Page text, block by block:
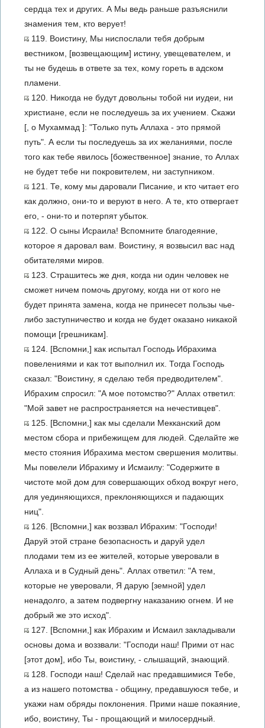
сердца тех и других. А Мы ведь раньше разъяснили
знамения тем, кто верует!
119. Воистину, Мы ниспослали тебя добрым
вестником, [возвещающим] истину, увещевателем, и
ты не будешь в ответе за тех, кому гореть в адском
пламени.
120. Никогда не будут довольны тобой ни иудеи, ни
христиане, если не последуешь за их учением. Скажи
[, о Мухаммад ]: "Только путь Аллаха - это прямой
путь". А если ты последуешь за их желаниями, после
того как тебе явилось [божественное] знание, то Аллах
не будет тебе ни покровителем, ни заступником.
121. Те, кому мы даровали Писание, и кто читает его
как должно, они-то и веруют в него. А те, кто отвергает
его, - они-то и потерпят убыток.
122. О сыны Исраила! Вспомните благодеяние,
которое я даровал вам. Воистину, я возвысил вас над
обитателями миров.
123. Страшитесь же дня, когда ни один человек не
сможет ничем помочь другому, когда ни от кого не
будет принята замена, когда не принесет пользы чье-
либо заступничество и когда не будет оказано никакой
помощи [грешникам].
124. [Вспомни,] как испытал Господь Ибрахима
повелениями и как тот выполнил их. Тогда Господь
сказал: "Воистину, я сделаю тебя предводителем".
Ибрахим спросил: "А мое потомство?" Аллах ответил:
"Мой завет не распространяется на нечестивцев".
125. [Вспомни,] как мы сделали Мекканский дом
местом сбора и прибежищем для людей. Сделайте же
место стояния Ибрахима местом свершения молитвы.
Мы повелели Ибрахиму и Исмаилу: "Содержите в
чистоте мой дом для совершающих обход вокруг него,
для уединяющихся, преклоняющихся и падающих
ниц".
126. [Вспомни,] как воззвал Ибрахим: "Господи!
Даруй этой стране безопасность и даруй удел
плодами тем из ее жителей, которые уверовали в
Аллаха и в Судный день". Аллах ответил: "А тем,
которые не уверовали, Я дарую [земной] удел
ненадолго, а затем подвергну наказанию огнем. И не
добрый же это исход".
127. [Вспомни,] как Ибрахим и Исмаил закладывали
основы дома и воззвали: "Господи наш! Прими от нас
[этот дом], ибо Ты, воистину, - слышащий, знающий.
128. Господи наш! Сделай нас предавшимися Тебе,
а из нашего потомства - общину, предавшуюся тебе, и
укажи нам обряды поклонения. Прими наше покаяние,
ибо, воистину, Ты - прощающий и милосердный.